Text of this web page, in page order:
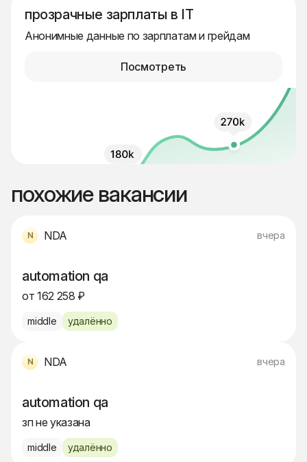
прозрачные зарплаты в IT
Анонимные данные по зарплатам и грейдам
Посмотреть
похожие вакансии
NDA вчера
automation qa
от 162 258 ₽
middle удалённо
NDA вчера
automation qa
зп не указана
middle удалённо